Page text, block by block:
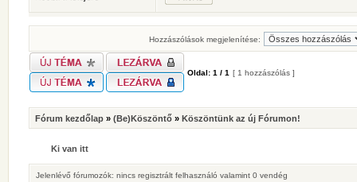
Hozzászólások megjelenítése:
Oldal: 1 / 1 [ 1 hozzászólás ]
Fórum kezdőlap » (Be)Köszöntő » Köszöntünk az új Fórumon!
Ki van itt
Jelenlévő fórumozók: nincs regisztrált felhasználó valamint 0 vendég